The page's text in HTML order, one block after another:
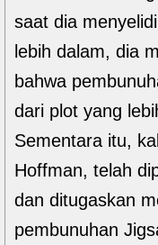
saat dia
lebih dalam, dia
bahwa
dari plot yang
Sementara itu,
Hoffman, telah
dan ditugaskan
pembunuhan